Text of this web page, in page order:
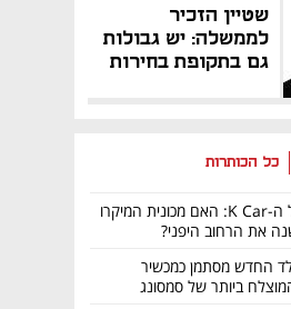
שטיין הזכיר
לממשלה: יש גבולות
גם בתקופת בחירות
כל הכותרות
נקמתה של ה-K Car: האם מכונית המיקרו
את הרחוב היפני?
החדש מסתמן כמכשיר
ביותר של סמסונג